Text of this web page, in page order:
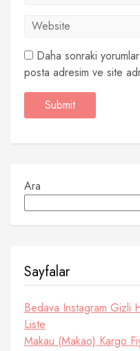
Daha sonraki
posta adresim ve site
Ara
Sayfalar
Bedava Instagram Gizli
Liste
Makau (Makao) Kargo